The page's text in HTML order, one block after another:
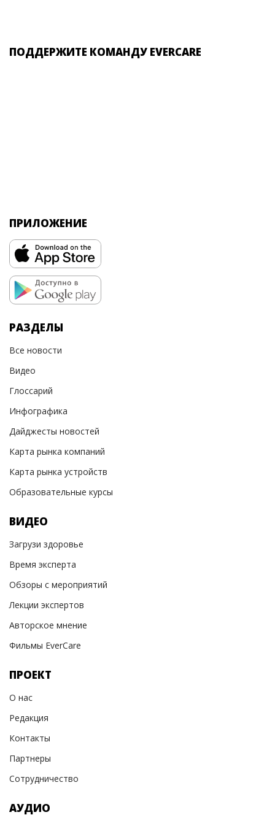
ПОДДЕРЖИТЕ КОМАНДУ EVERCARE
ПРИЛОЖЕНИЕ
РАЗДЕЛЫ
Все новости
Видео
Глоссарий
Инфографика
Дайджесты новостей
Карта рынка компаний
Карта рынка устройств
Образовательные курсы
ВИДЕО
Загрузи здоровье
Время эксперта
Обзоры с мероприятий
Лекции экспертов
Авторское мнение
Фильмы EverCare
ПРОЕКТ
О нас
Редакция
Контакты
Партнеры
Сотрудничество
АУДИО